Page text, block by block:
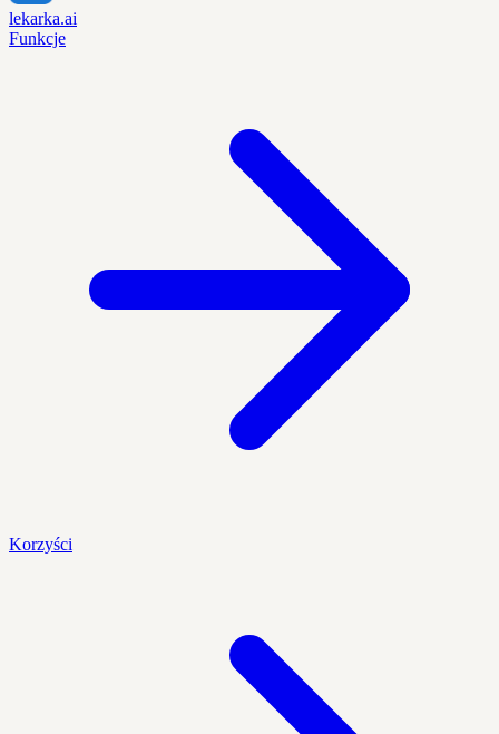
lekarka.ai
Funkcje
Korzyści